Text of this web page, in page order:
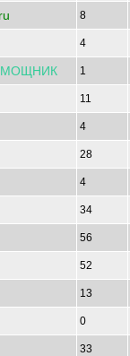
8
4
1
11
4
28
4
34
56
52
13
0
33